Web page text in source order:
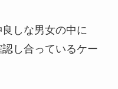
しな男女の中に
し合っているケー